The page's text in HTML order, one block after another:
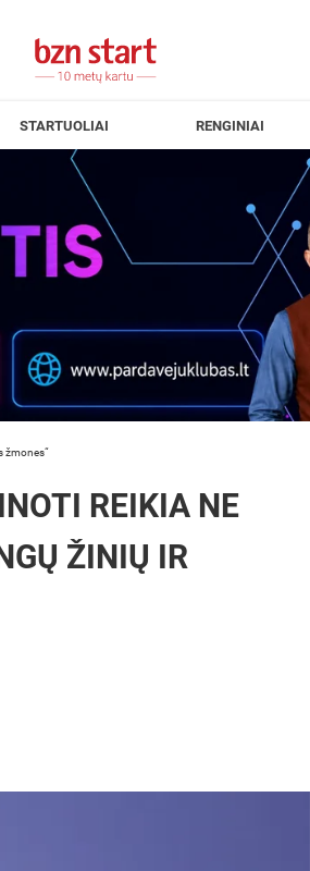
STARTUOLIAI RENGINIAI
žmones“
REIKIA NE
ŽINIŲ IR